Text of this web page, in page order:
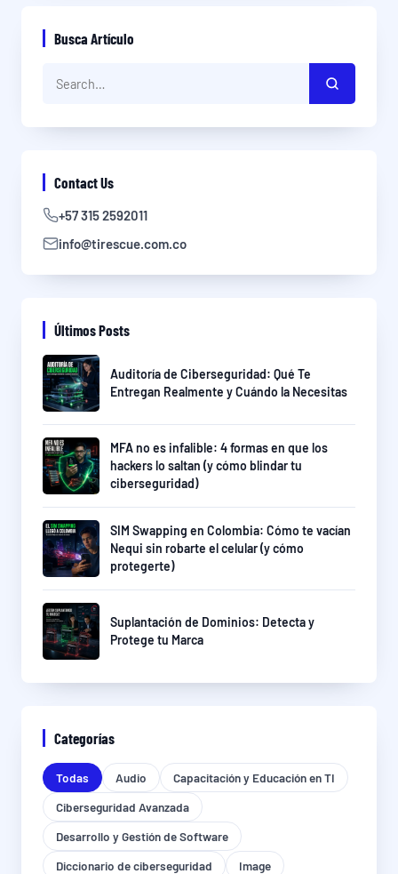
Busca Artículo
Contact Us
+57 315 2592011
info@tirescue.com.co
Últimos Posts
Auditoría de Ciberseguridad: Qué Te
Entregan Realmente y Cuándo la Necesitas
MFA no es infalible: 4 formas en que los
hackers lo saltan (y cómo blindar tu
ciberseguridad)
SIM Swapping en Colombia: Cómo te vacían
Nequi sin robarte el celular (y cómo
protegerte)
Suplantación de Dominios: Detecta y
Protege tu Marca
Categorías
Todas Audio
Capacitación y Educación en TI
Ciberseguridad Avanzada
Desarrollo y Gestión de Software
Diccionario de ciberseguridad
Image